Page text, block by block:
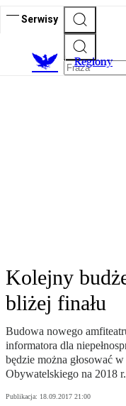
Serwisy
Regiony
Kolejny
bliżej finału
Budowa nowego
informatora dla
będzie można głosować
Obywatelskiego na 2018 r.
Publikacja: 18.09.2017 21:00